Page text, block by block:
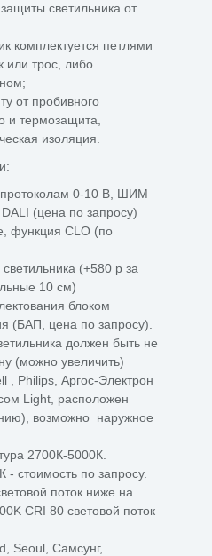
светильника от
комплектуется петлями
или трос, либо
от пробивного
и термозащита,
изоляция.
0-10 В, ШИМ
(цена по запросу)
функция CLO (по
(+580 р за
10 см)
блоком
(БАП, цена по запросу).
должен быть не
(можно увеличить)
, Philips, Аргос-Электрон
Light, расположен
возможно наружное
2700К-5000К.
- стоимость по запросу.
поток ниже на
CRI 80 световой поток
Seoul, Самсунг,